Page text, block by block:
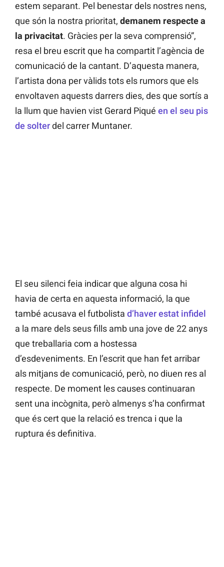
estem separant. Pel benestar dels nostres nens,
que són la nostra prioritat, demanem respecte a
la privacitat. Gràcies per la seva comprensió”,
resa el breu escrit que ha compartit l’agència de
comunicació de la cantant. D’aquesta manera,
l’artista dona per vàlids tots els rumors que els
envoltaven aquests darrers dies, des que sortís a
la llum que havien vist Gerard Piqué en el seu pis
de solterdel carrer Muntaner.
El seu silenci feia indicar que alguna cosa hi
havia de certa en aquesta informació, la que
també acusava el futbolista d’haver estat infidel
a la mare dels seus fills amb una jove de 22 anys
que treballaria com a hostessa
d’esdeveniments. En l’escrit que han fet arribar
als mitjans de comunicació, però, no diuen res al
respecte. De moment les causes continuaran
sent una incògnita, però almenys s’ha confirmat
que és cert que la relació es trenca i que la
ruptura és definitiva.